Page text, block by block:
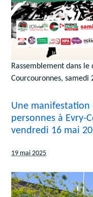
Rassemblement dans
Courcouronnes, samedi
Une manifestation
personnes à Evry-
vendredi 16 mai
19 mai 2025